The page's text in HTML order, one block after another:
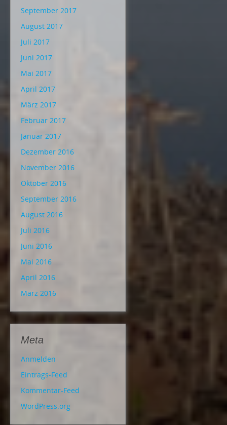
September 2017
August 2017
Juli 2017
Juni 2017
Mai 2017
April 2017
März 2017
Februar 2017
Januar 2017
Dezember 2016
November 2016
Oktober 2016
September 2016
August 2016
Juli 2016
Juni 2016
Mai 2016
April 2016
März 2016
Meta
Anmelden
Eintrags-Feed
Kommentar-Feed
WordPress.org